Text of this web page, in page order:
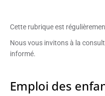
Cette rubrique est
Nous vous invitons à la
informé.
Emploi des